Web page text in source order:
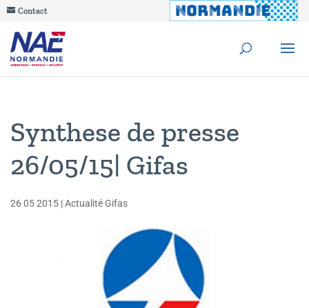
Contact
Synthese de presse
26/05/15| Gifas
26 05 2015 |Actualité Gifas